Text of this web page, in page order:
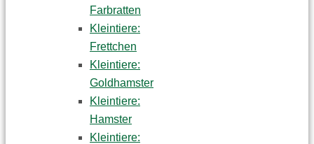
Farbratten
Kleintiere:
Frettchen
Kleintiere:
Goldhamster
Kleintiere:
Hamster
Kleintiere: